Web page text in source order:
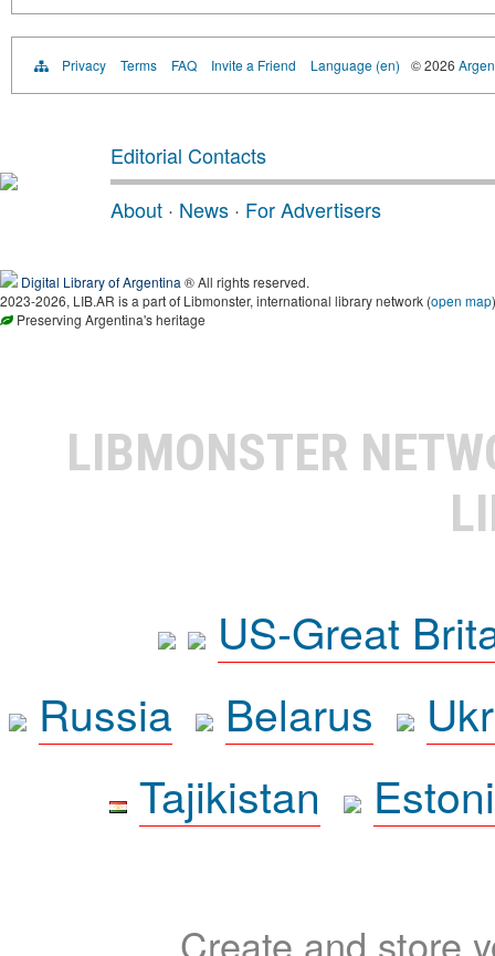
Privacy Terms FAQ Invite a Friend Language (en) © 2026
Editorial Contacts
About · News · For Advertisers
Digital Library of Argentina ® All rights reserved.
2023-2026, LIB.AR is a part of Libmonster, international library network (open map)
Preserving Argentina's heritage
LIBMONSTER
US-Great
Russia
Belarus
Tajikistan
Create and store